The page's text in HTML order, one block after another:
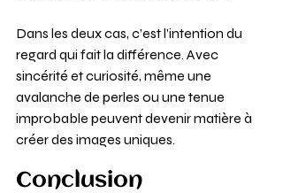
Dans les deux cas, c’est l’intention du
regard qui fait la différence. Avec
sincérité et curiosité, même une
avalanche de perles ou une tenue
improbable peuvent devenir matière à
créer des images uniques.
Conclusion